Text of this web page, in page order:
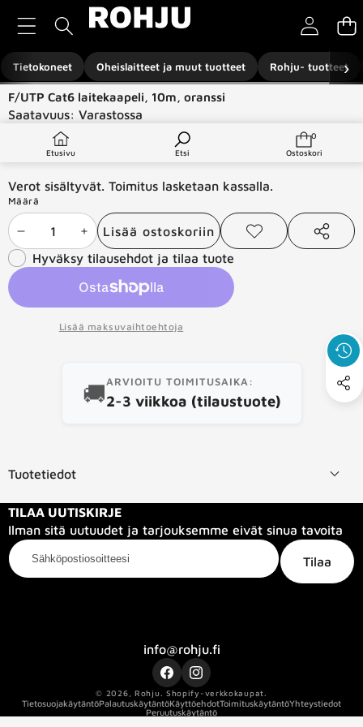
Tietokoneet Oheislaitteet ja muut tuotteet Rohju- tuotteet
›
Etusivu Etsi
0
0
Ostoskori
Siirry tuotetietoihin
F/UTP Cat6 laitekaapeli, 10m, oranssi
Saatavuus: Varastossa
Tuotetyyppi:
Verot sisältyvät. Toimitus lasketaan kassalla.
Määrä
Vähennä
määrää
Lisää
määrää
Lisää ostoskoriin
Lisää
toivelistaan
Jaa
Hyväksy tilausehdot ja tilaa tuote
Lisää maksuvaihtoehtoja
🚚ARVIOITU TOIMITUSAIKA:
2-3 viikkoa (tilaustuote)
Tuotetiedot
Kaapelin pituus 10
TILAA UUTISKIRJE
Ilman sitä uutuudet ja tarjouksemme eivät sinua tavoita
Sähköpostiosoitteesi
Tilaa
info@rohju.fi
FacebookInstagram
© 2026, Rohju Shopify-verkkokaupat.
TietosuojakäytäntöPalautuskäytäntöKäyttöehdotToimituskäytäntöYhteystiedot
Peruutuskäytäntö